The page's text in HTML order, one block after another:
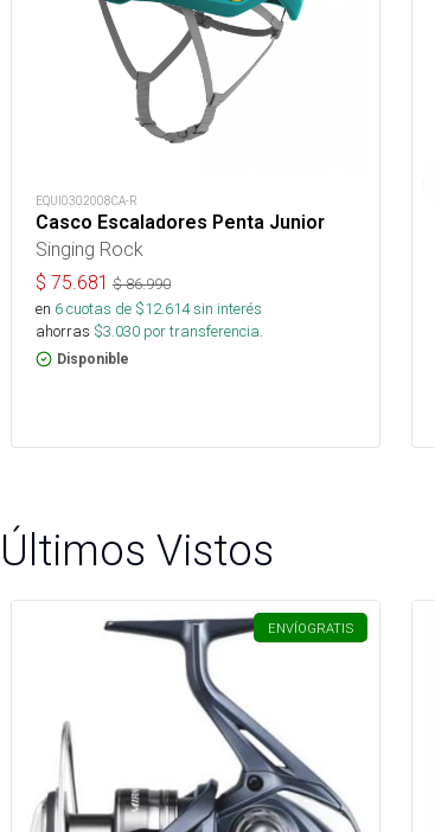
EQUI0302008CA-R
Casco Escaladores Penta Junior
Singing Rock
$ 75.681 $86.990
en 6cuotas de $12.614sin interés
ahorras $3.030 por transferencia.
Disponible
Últimos Vistos
ENVÍOGRATIS